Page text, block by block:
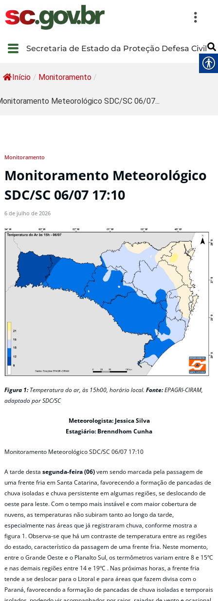
Secretaria de Estado da Proteção Defesa Civil
Início / Monitoramento /
Meteorológico SDC/SC 06/07...
Monitoramento
Monitoramento Meteorológico
SDC/SC 06/07 17:10
6 de julho de 2026
Figura 1:Temperatura do ar, às 15h00, horário local. Fonte:EPAGRI-CIRAM,
adaptado por SDC/SC
Meteorologista: Jessica Silva
Estagiário: Brenndhom Cunha
Monitoramento Meteorológico SDC/SC 06/07 17:10
A tarde desta segunda-feira (06)vem sendo marcada pela passagem de
uma frente fria em Santa Catarina, favorecendo a formação de pancadas de
chuva isoladas e chuva persistente em algumas regiões, se deslocando de
oeste para leste. Com o tempo mais instável e com maior cobertura de
nuvens, as temperaturas não subiram tanto ao longo da tarde,
especialmente nas áreas que já registraram chuva, conforme mostra a
figura 1. Observa-se que há um contraste de temperatura entre as regiões
do estado, característico da passagem de uma frente fria. Neste momento,
entre o Grande Oeste e o Planalto Sul, os termômetros variam entre 8 e 15ºC
e nas demais regiões entre 14 e 19ºC . Nas próximas horas, a frente fria
tende a se deslocar para o Litoral e para áreas que fazem divisa com o
Paraná, favorecendo a formação de pancadas de chuva isoladas e temporais